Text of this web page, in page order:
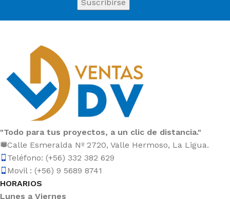
"Todo para tus proyectos, a un clic de distancia."
Calle Esmeralda Nº 2720, Valle Hermoso, La Ligua.
Teléfono: (+56) 332 382 629
Movil : (+56) 9 5689 8741
HORARIOS
Lunes a Viernes